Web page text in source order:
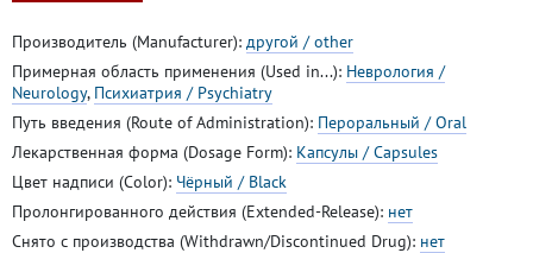
Производитель (Manufacturer): другой / other
Примерная область применения (Used in...): Неврология /
Neurology, Психиатрия / Psychiatry
Путь введения (Route of Administration): Пероральный / Oral
Лекарственная форма (Dosage Form): Капсулы / Capsules
Цвет надписи (Color): Чёрный / Black
Пролонгированного действия (Extended-Release): нет
Снято с производства (Withdrawn/Discontinued Drug): нет